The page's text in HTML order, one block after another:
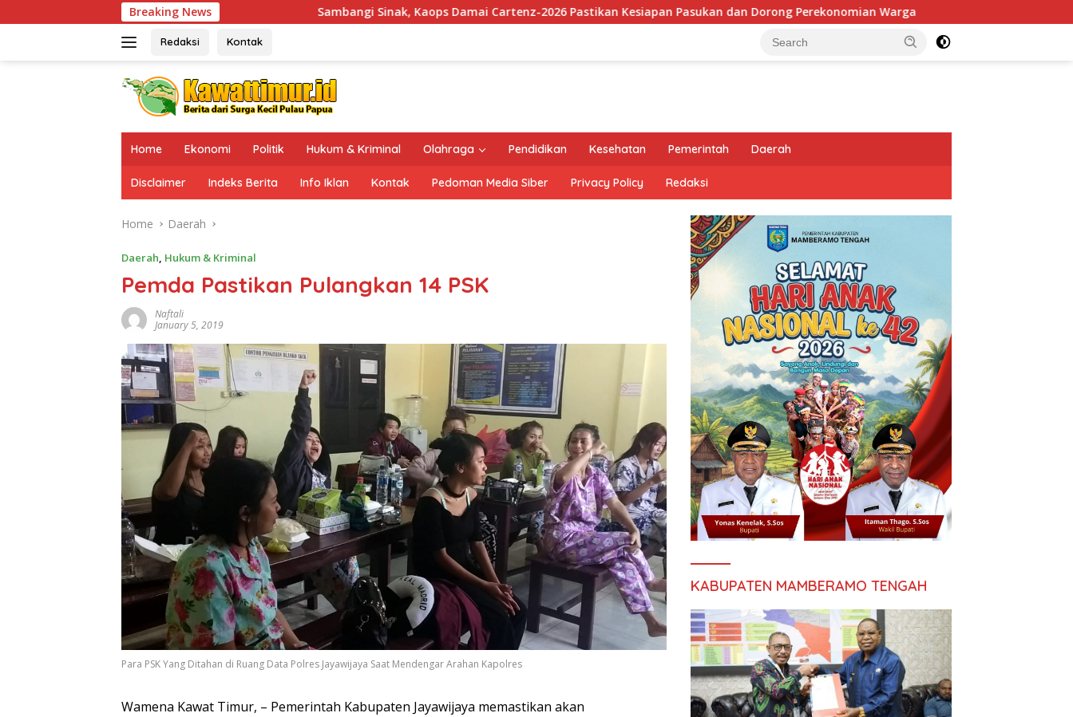
to
Breaking News
Sambangi Sinak, Kaops Damai Cartenz-2026 Pastikan Kesiapan Pasukan dan Dorong Perekonomian Warga Sentuhan Humanis di Puncak Jaya: Saat
Redaksi Kontak
Home Ekonomi Politik Hukum & Kriminal Olahraga Pendidikan Kesehatan Pemerintah Daerah
Disclaimer Indeks Berita Info Iklan Kontak Pedoman Media Siber Privacy Policy Redaksi
Home Daerah
Daerah, Hukum & Kriminal
Pemda Pastikan Pulangkan 14 PSK
Naftali
January 5, 2019
Para PSK Yang Ditahan di Ruang Data Polres Jayawijaya Saat Mendengar Arahan Kapolres
Wamena Kawat Timur, – Pemerintah Kabupaten Jayawijaya memastikan akan
KABUPATEN MAMBERAMO TENGAH